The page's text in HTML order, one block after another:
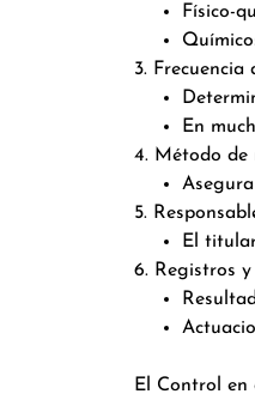
Físico-
3. Frecuencia
En
4. Método de
5.
El
6. Registros
El Control